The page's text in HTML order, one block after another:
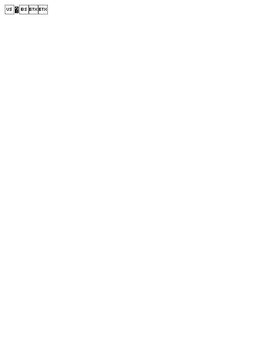
�